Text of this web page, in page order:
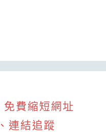
費縮短網址
連結追蹤